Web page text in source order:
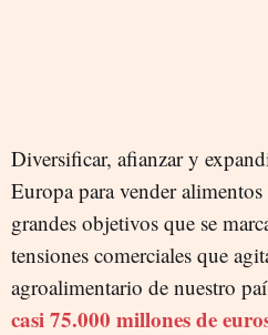
Diversificar, afianzar y
Europa para vender
grandes objetivos que se
tensiones comerciales que
agroalimentario de nuestro
casi 75.000 millones de